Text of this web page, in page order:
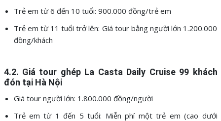
Trẻ em từ 6 đến 10 tuổi: 900.000 đồng/trẻ em
Trẻ em từ 11 tuổi trở lên: Giá tour bằng người lớn 1.200.000
đồng/khách
4.2. Giá tour ghép La Casta Daily Cruise 99 khách
đón tại Hà Nội
Giá tour người lớn: 1.800.000 đồng/người
Trẻ em từ 1 đến 5 tuổi: Miễn phí một trẻ em (cao dưới